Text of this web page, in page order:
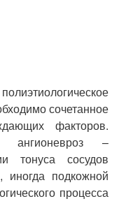
сочетанное
факторов.
ангионевроз –
тонуса сосудов
иногда подкожной
процесса